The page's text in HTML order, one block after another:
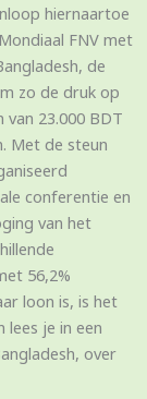
hiernaartoe
FNV met
de
zo de druk op
van 23.000 BDT
Met de steun
conferentie en
van het
56,2%
loon is, is het
je in een
over